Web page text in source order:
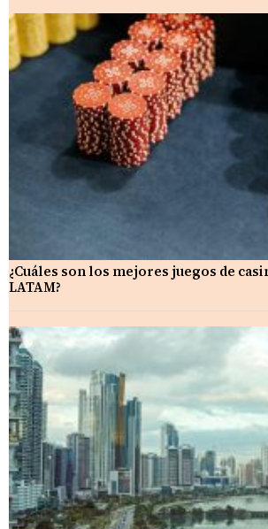
¿Cuáles son los mejores juegos de
LATAM?